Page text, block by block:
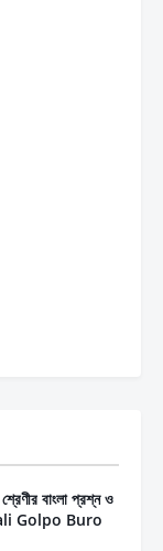
বাংলা প্রশ্ন ও
Golpo Buro